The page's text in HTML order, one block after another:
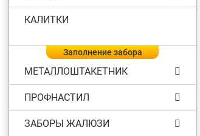
КАЛИТКИ
Заполнение забора
МЕТАЛЛОШТАКЕТНИК
ПРОФНАСТИЛ
ЗАБОРЫ ЖАЛЮЗИ